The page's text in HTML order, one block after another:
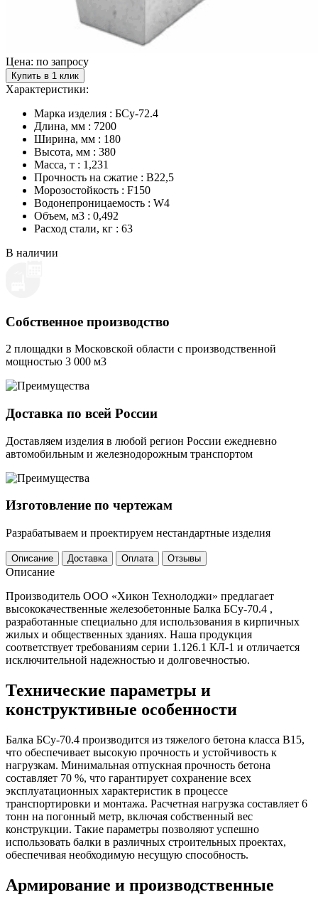
Цена: по запросу
Купить в 1 клик
Характеристики:
Марка изделия : БСу-72.4
Длина, мм : 7200
Ширина, мм : 180
Высота, мм : 380
Масса, т : 1,231
Прочность на сжатие : B22,5
Морозостойкость : F150
Водонепроницаемость : W4
Объем, м3 : 0,492
Расход стали, кг : 63
В наличии
Собственное производство
2 площадки в Московской области с производственной
мощностью 3 000 м3
Доставка по всей России
Доставляем изделия в любой регион России ежедневно
автомобильным и железнодорожным транспортом
Изготовление по чертежам
Разрабатываем и проектируем нестандартные изделия
Описание Доставка Оплата Отзывы
Описание
Производитель ООО «Хикон Технолоджи» предлагает
высококачественные железобетонные Балка БСу-70.4 ,
разработанные специально для использования в кирпичных
жилых и общественных зданиях. Наша продукция
соответствует требованиям серии 1.126.1 КЛ-1 и отличается
исключительной надежностью и долговечностью.
Технические параметры и
конструктивные особенности
Балка БСу-70.4 производится из тяжелого бетона класса В15,
что обеспечивает высокую прочность и устойчивость к
нагрузкам. Минимальная отпускная прочность бетона
составляет 70 %, что гарантирует сохранение всех
эксплуатационных характеристик в процессе
транспортировки и монтажа. Расчетная нагрузка составляет 6
тонн на погонный метр, включая собственный вес
конструкции. Такие параметры позволяют успешно
использовать балки в различных строительных проектах,
обеспечивая необходимую несущую способность.
Армирование и производственные